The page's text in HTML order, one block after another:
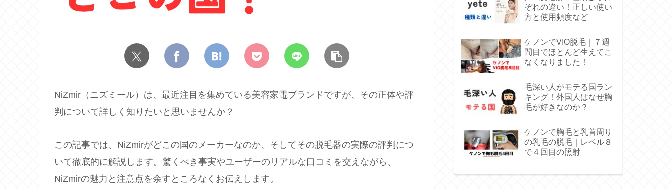
NiZmir（ニズミール）は、最近注目を集めている美容家電ブランドですが、その正体や評
判について詳しく知りたいと思いませんか？
この記事では、NiZmirがどこの国のメーカーなのか、そしてその脱毛器の実際の評判につ
いて徹底的に解説します。驚くべき事実やユーザーのリアルな口コミを交えながら、
NiZmirの魅力と注意点を余すところなくお伝えします。
ぞれの違い！正しい使い
方と使用頻度など
ケノンでVIO脱毛｜７週
間目でほとんど生えてこ
なくなりました！
毛深い人がモテる国ラン
キング！外国人はなぜ胸
毛が好きなのか？
ケノンで胸毛と乳首周り
の乳毛の脱毛｜レベル８
で４回目の照射